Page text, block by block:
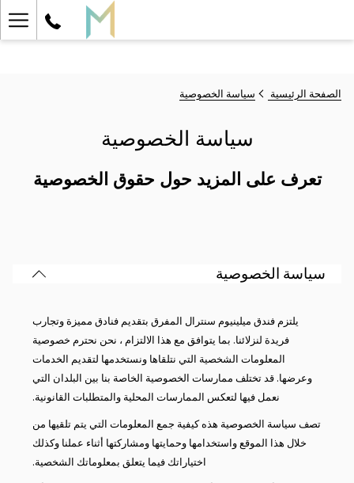
الصفحة الرئيسية سياسة الخصوصية
سياسة الخصوصية
تعرف على المزيد حول حقوق الخصوصية
سياسة الخصوصية
يلتزم فندق ميلينيوم سنترال المفرق بتقديم فنادق مميزة وتجارب
فريدة لنزلائنا. بما يتوافق مع هذا الالتزام ، نحن نحترم خصوصية
المعلومات الشخصية التي نتلقاها ونستخدمها لتقديم الخدمات
وعرضها. قد تختلف ممارسات الخصوصية الخاصة بنا بين البلدان التي
نعمل فيها لتعكس الممارسات المحلية والمتطلبات القانونية.
تصف سياسة الخصوصية هذه كيفية جمع المعلومات التي يتم تلقيها من
خلال هذا الموقع واستخدامها وحمايتها ومشاركتها أثناء عملنا وكذلك
اختياراتك فيما يتعلق بمعلوماتك الشخصية.